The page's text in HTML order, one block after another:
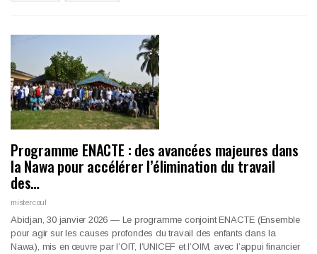
Programme ENACTE : des avancées majeures dans
la Nawa pour accélérer l’élimination du travail
des…
mistercoul
Abidjan, 30 janvier 2026 — Le programme conjoint ENACTE (Ensemble
pour agir sur les causes profondes du travail des enfants dans la
Nawa), mis en œuvre par l’OIT, l’UNICEF et l’OIM, avec l’appui financier